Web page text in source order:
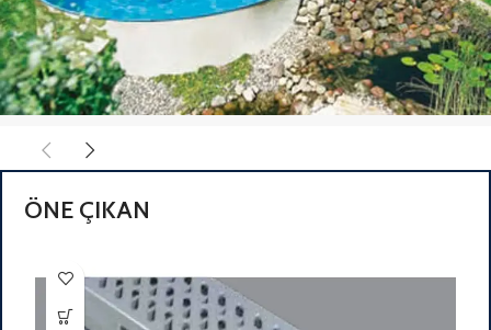
CO PANEL X
HAVUZ
ÖNE ÇIKAN